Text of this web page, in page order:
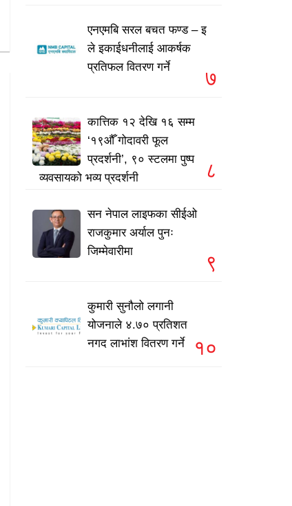
एनएमबि सरल बचत फण्ड – इ
ले इकाईधनीलाई आकर्षक
प्रतिफल वितरण गर्ने
७
कात्तिक १२ देखि १६ सम्म
‘१९औँ गोदावरी फूल
प्रदर्शनी’, ९० स्टलमा पुष्प
व्यवसायको भव्य प्रदर्शनी
८
सन नेपाल लाइफका सीईओ
राजकुमार अर्याल पुनः
जिम्मेवारीमा
९
कुमारी सुनौलो लगानी
योजनाले ४.७० प्रतिशत
नगद लाभांश वितरण गर्ने
१०